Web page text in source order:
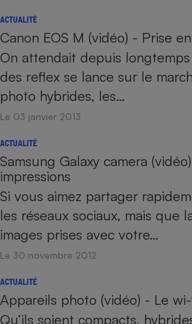
ACTUALITÉ
Canon EOS M (vidéo) - Prise
On attendait depuis
des reflex se lance sur le
photo hybrides, les…
Le 03 janvier 2013
ACTUALITÉ
Samsung Galaxy camera
impressions
Si vous aimez partager
les réseaux sociaux, mais que
images prises avec votre…
Le 30 novembre 2012
ACTUALITÉ
Appareils photo (vidéo) - Le wi-
Qu’ils soient compacts,